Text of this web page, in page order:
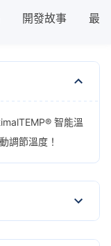
開發故事 最
智能溫
調節溫度！